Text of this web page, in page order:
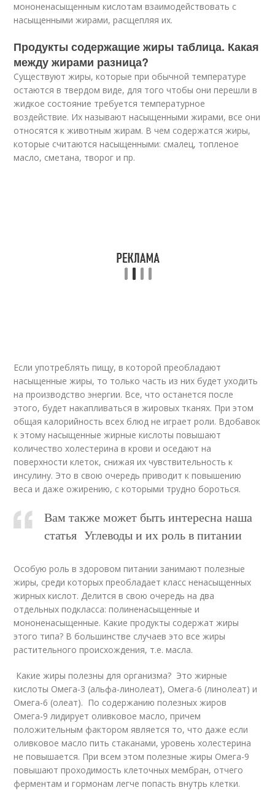
мононенасыщенным кислотам взаимодействовать с
насыщенными жирами, расщепляя их.
Продукты содержащие жиры таблица. Какая
между жирами разница?
Существуют жиры, которые при обычной температуре
остаются в твердом виде, для того чтобы они перешли в
жидкое состояние требуется температурное
воздействие. Их называют насыщенными жирами, все они
относятся к животным жирам. В чем содержатся жиры,
которые считаются насыщенными: смалец, топленое
масло, сметана, творог и пр.
Если употреблять пищу, в которой преобладают
насыщенные жиры, то только часть из них будет уходить
на производство энергии. Все, что останется после
этого, будет накапливаться в жировых тканях. При этом
общая калорийность всех блюд не играет роли. Вдобавок
к этому насыщенные жирные кислоты повышают
количество холестерина в крови и оседают на
поверхности клеток, снижая их чувствительность к
инсулину. Это в свою очередь приводит к повышению
веса и даже ожирению, с которыми трудно бороться.
Вам также может быть интересна наша
статья Углеводы и их роль в питании
Особую роль в здоровом питании занимают полезные
жиры, среди которых преобладает класс ненасыщенных
жирных кислот. Делится в свою очередь на два
отдельных подкласса: полиненасыщенные и
мононенасыщенные. Какие продукты содержат жиры
этого типа? В большинстве случаев это все жиры
растительного происхождения, т.е. масла.
Какие жиры полезны для организма? Это жирные
кислоты Омега-3 (альфа-линолеат), Омега-6 (линолеат) и
Омега-6 (олеат). По содержанию полезных жиров
Омега-9 лидирует оливковое масло, причем
положительным фактором является то, что даже если
оливковое масло пить стаканами, уровень холестерина
не повышается. При всем этом полезные жиры Омега-9
повышают проходимость клеточных мембран, отчего
ферментам и гормонам легче попасть внутрь клетки.